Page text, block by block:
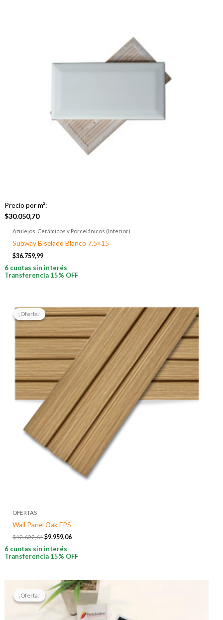
Precio por m²:
$30.050,70
Azulejos, Cerámicos y Porcelánicos (Interior)
Subway Biselado Blanco 7,5×15
$36.759,99
6 cuotas sin interés
Transferencia 15% OFF
¡Oferta!
¡Oferta!
OFERTAS
Wall Panel Oak EPS
$12.622,61
precio
original
$12.622,61.
$9.959,06
precio
actual
es:
$9.959,06.
6 cuotas sin interés
Transferencia 15% OFF
¡Oferta!
¡Oferta!
precio
original
era:
$7.133,33.
El
precio
actual
$5.882,44.